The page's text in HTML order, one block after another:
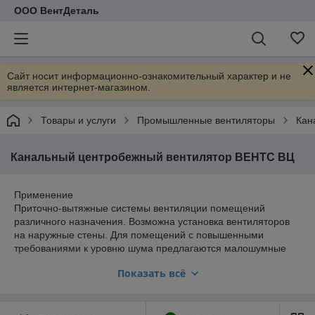
ООО ВентДеталь
Сайт носит информационно-ознакомительный характер и не
является интернет-магазином.
Товары и услуги Промышленные вентиляторы
Канальный центробежный вентилятор ВЕНТС ВЦ
Применение
Приточно-вытяжные системы вентиляции помещений
различного назначения. Возможна установка вентиляторов
на наружные стены. Для помещений с повышенными
требованиями к уровню шума предлагаются малошумные
Показать всё